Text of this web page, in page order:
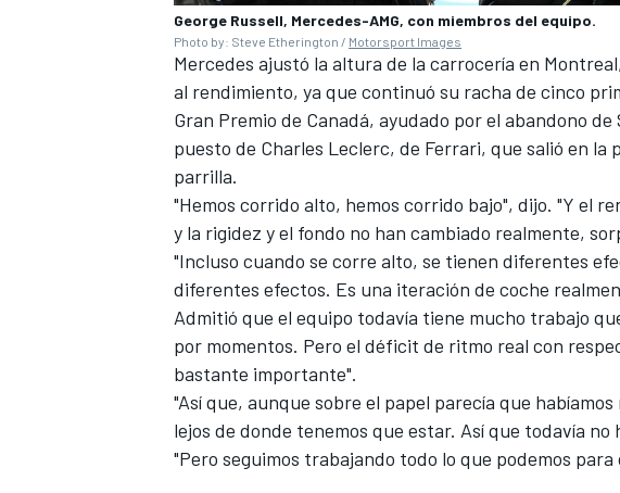
MÁS CATEGORÍAS
George Russell, Mercedes-AMG, con miembros del equipo.
Photo by: Steve Etherington / Motorsport Images
Mercedes ajustó la altura de la carrocería en
al rendimiento, ya que continuó su racha de cinco
Gran Premio de Canadá, ayudado por el abandono de
puesto de Charles Leclerc, de Ferrari, que salió en la
parrilla.
"Hemos corrido alto, hemos corrido bajo", dijo. "Y el
y la rigidez y el fondo no han cambiado realmente,
"Incluso cuando se corre alto, se tienen diferentes
diferentes efectos. Es una iteración de coche
Admitió que el equipo todavía tiene mucho trabajo
por momentos. Pero el déficit de ritmo real con
bastante importante".
"Así que, aunque sobre el papel parecía que
lejos de donde tenemos que estar. Así que todavía no
"Pero seguimos trabajando todo lo que podemos